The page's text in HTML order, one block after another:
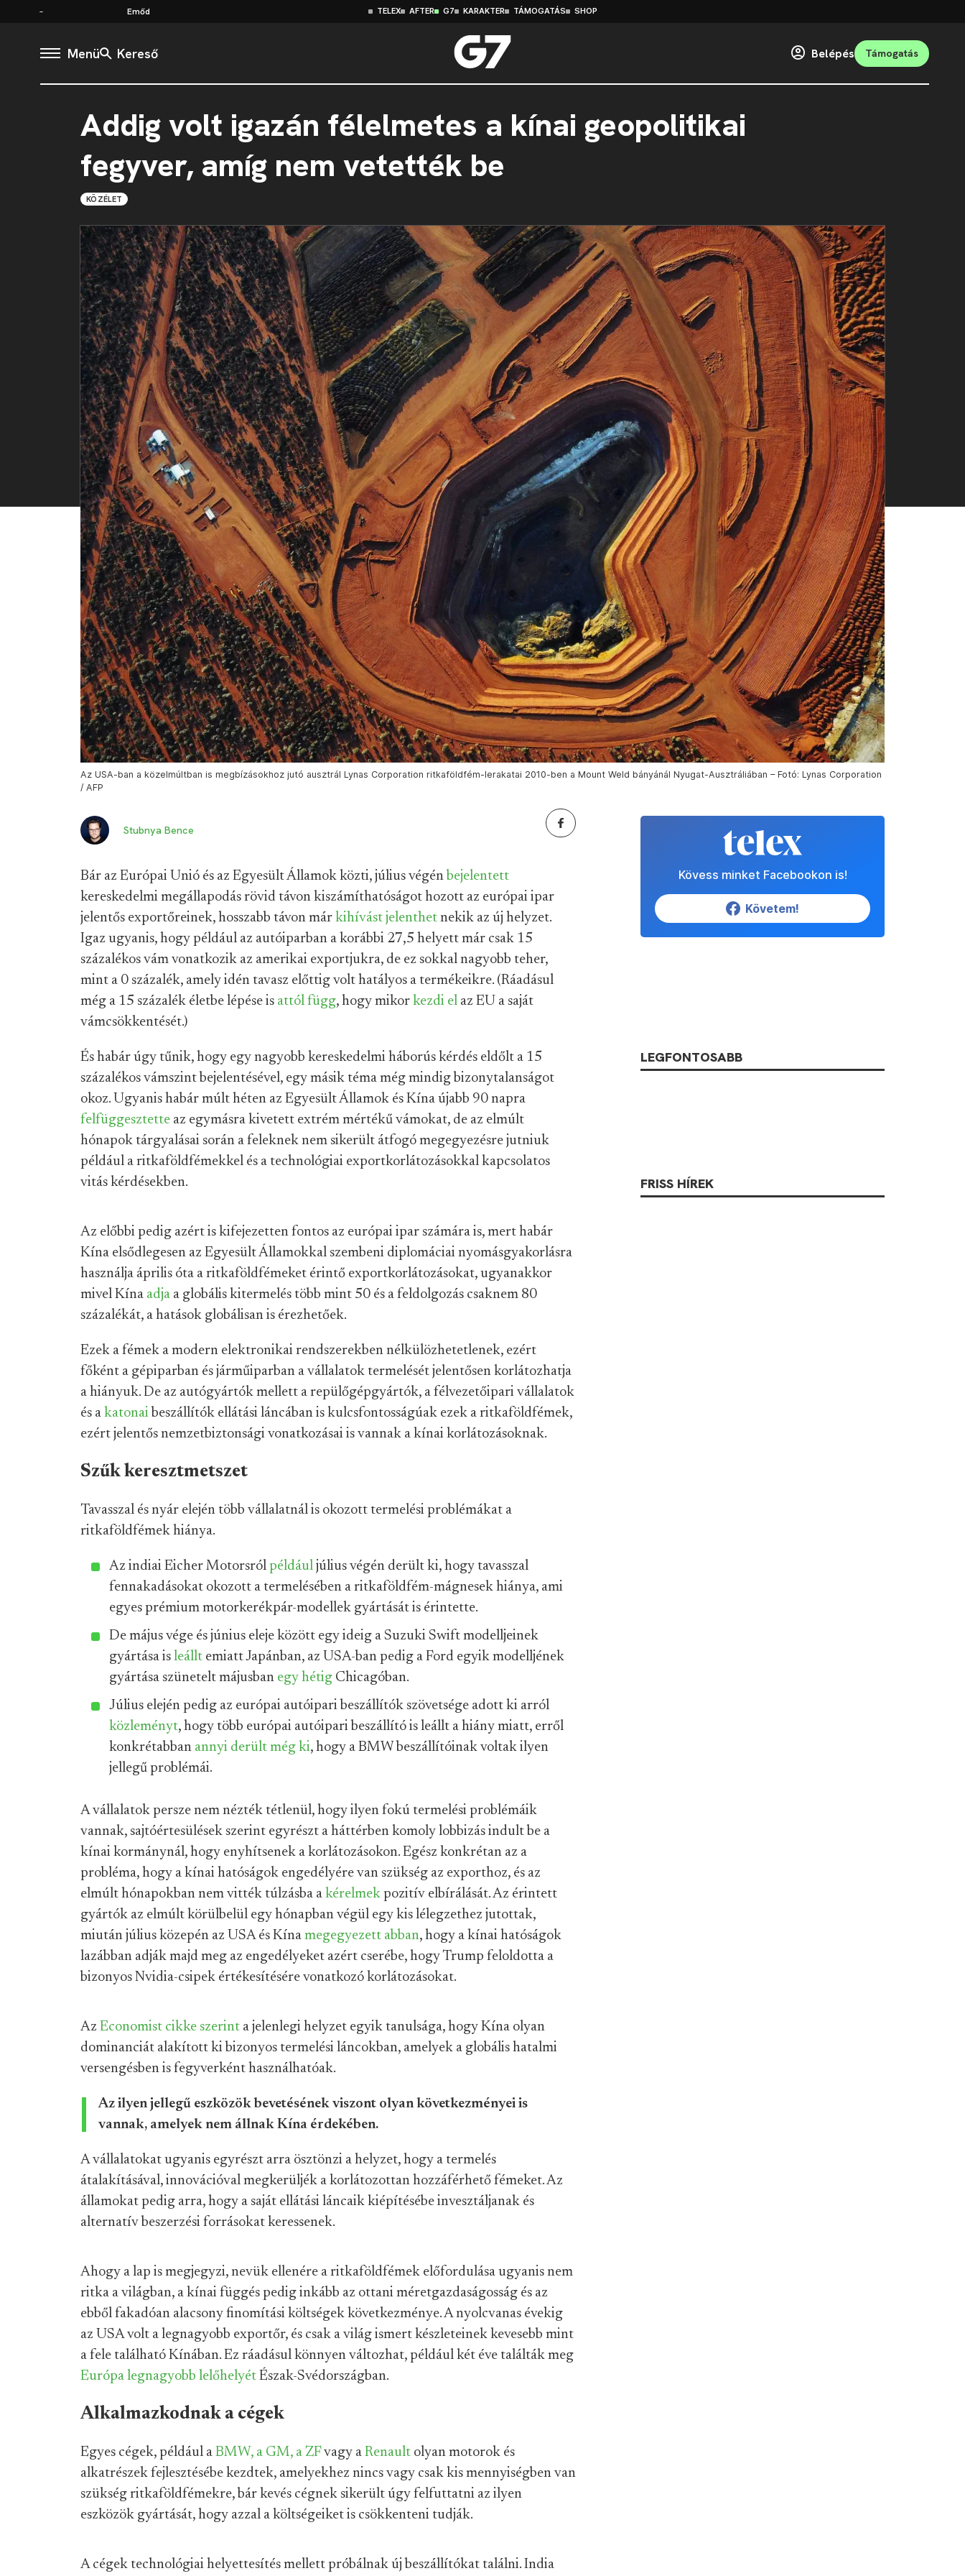
Emőd TELEX AFTER G7 KARAKTER TÁMOGATÁS SHOP
Menü Kereső Belépés Támogatás
Addig volt igazán félelmetes a kínai geopolitikai
fegyver, amíg nem vetették be
KÖZÉLET
Az USA-ban a közelmúltban is megbízásokhoz jutó ausztrál Lynas Corporation ritkaföldfém-lerakatai 2010-ben a Mount Weld bányánál Nyugat-Ausztráliában – Fotó: Lynas Corporation
/ AFP
Stubnya Bence
Bár az Európai Unió és az Egyesült Államok közti, július végén bejelentett
kereskedelmi megállapodás rövid távon kiszámíthatóságot hozott az európai ipar
jelentős exportőreinek, hosszabb távon már kihívást jelenthet nekik az új helyzet.
Igaz ugyanis, hogy például az autóiparban a korábbi 27,5 helyett már csak 15
százalékos vám vonatkozik az amerikai exportjukra, de ez sokkal nagyobb teher,
mint a 0 százalék, amely idén tavasz előttig volt hatályos a termékeikre. (Ráadásul
még a 15 százalék életbe lépése is attól függ, hogy mikor kezdi el az EU a saját
vámcsökkentését.)
És habár úgy tűnik, hogy egy nagyobb kereskedelmi háborús kérdés eldőlt a 15
százalékos vámszint bejelentésével, egy másik téma még mindig bizonytalanságot
okoz. Ugyanis habár múlt héten az Egyesült Államok és Kína újabb 90 napra
felfüggesztette az egymásra kivetett extrém mértékű vámokat, de az elmúlt
hónapok tárgyalásai során a feleknek nem sikerült átfogó megegyezésre jutniuk
például a ritkaföldfémekkel és a technológiai exportkorlátozásokkal kapcsolatos
vitás kérdésekben.
Az előbbi pedig azért is kifejezetten fontos az európai ipar számára is, mert habár
Kína elsődlegesen az Egyesült Államokkal szembeni diplomáciai nyomásgyakorlásra
használja április óta a ritkaföldfémeket érintő exportkorlátozásokat, ugyanakkor
mivel Kína adja a globális kitermelés több mint 50 és a feldolgozás csaknem 80
százalékát, a hatások globálisan is érezhetőek.
Ezek a fémek a modern elektronikai rendszerekben nélkülözhetetlenek, ezért
főként a gépiparban és járműiparban a vállalatok termelését jelentősen korlátozhatja
a hiányuk. De az autógyártók mellett a repülőgépgyártók, a félvezetőipari vállalatok
és a katonai beszállítók ellátási láncában is kulcsfontosságúak ezek a ritkaföldfémek,
ezért jelentős nemzetbiztonsági vonatkozásai is vannak a kínai korlátozásoknak.
Szűk keresztmetszet
Tavasszal és nyár elején több vállalatnál is okozott termelési problémákat a
ritkaföldfémek hiánya.
Az indiai Eicher Motorsról például július végén derült ki, hogy tavasszal
fennakadásokat okozott a termelésében a ritkaföldfém-mágnesek hiánya, ami
egyes prémium motorkerékpár-modellek gyártását is érintette.
De május vége és június eleje között egy ideig a Suzuki Swift modelljeinek
gyártása is leállt emiatt Japánban, az USA-ban pedig a Ford egyik modelljének
gyártása szünetelt májusban egy hétig Chicagóban.
Július elején pedig az európai autóipari beszállítók szövetsége adott ki arról
közleményt, hogy több európai autóipari beszállító is leállt a hiány miatt, erről
konkrétabban annyi derült még ki, hogy a BMW beszállítóinak voltak ilyen
jellegű problémái.
A vállalatok persze nem nézték tétlenül, hogy ilyen fokú termelési problémáik
vannak, sajtóértesülések szerint egyrészt a háttérben komoly lobbizás indult be a
kínai kormánynál, hogy enyhítsenek a korlátozásokon. Egész konkrétan az a
probléma, hogy a kínai hatóságok engedélyére van szükség az exporthoz, és az
elmúlt hónapokban nem vitték túlzásba a kérelmek pozitív elbírálását. Az érintett
gyártók az elmúlt körülbelül egy hónapban végül egy kis lélegzethez jutottak,
miután július közepén az USA és Kína megegyezett abban, hogy a kínai hatóságok
lazábban adják majd meg az engedélyeket azért cserébe, hogy Trump feloldotta a
bizonyos Nvidia-csipek értékesítésére vonatkozó korlátozásokat.
Az Economist cikke szerint a jelenlegi helyzet egyik tanulsága, hogy Kína olyan
dominanciát alakított ki bizonyos termelési láncokban, amelyek a globális hatalmi
versengésben is fegyverként használhatóak.
Az ilyen jellegű eszközök bevetésének viszont olyan következményei is
vannak, amelyek nem állnak Kína érdekében.
A vállalatokat ugyanis egyrészt arra ösztönzi a helyzet, hogy a termelés
átalakításával, innovációval megkerüljék a korlátozottan hozzáférhető fémeket. Az
államokat pedig arra, hogy a saját ellátási láncaik kiépítésébe invesztáljanak és
alternatív beszerzési forrásokat keressenek.
Ahogy a lap is megjegyzi, nevük ellenére a ritkaföldfémek előfordulása ugyanis nem
ritka a világban, a kínai függés pedig inkább az ottani méretgazdaságosság és az
ebből fakadóan alacsony finomítási költségek következménye. A nyolcvanas évekig
az USA volt a legnagyobb exportőr, és csak a világ ismert készleteinek kevesebb mint
a fele található Kínában. Ez ráadásul könnyen változhat, például két éve találták meg
Európa legnagyobb lelőhelyét Észak-Svédországban.
Alkalmazkodnak a cégek
Egyes cégek, például a BMW, a GM, a ZFvagy a Renault olyan motorok és
alkatrészek fejlesztésébe kezdtek, amelyekhez nincs vagy csak kis mennyiségben van
szükség ritkaföldfémekre, bár kevés cégnek sikerült úgy felfuttatni az ilyen
eszközök gyártását, hogy azzal a költségeiket is csökkenteni tudják.
A cégek technológiai helyettesítés mellett próbálnak új beszállítókat találni. India
Kövess minket Facebookon is!
Követem!
LEGFONTOSABB
FRISS HÍREK